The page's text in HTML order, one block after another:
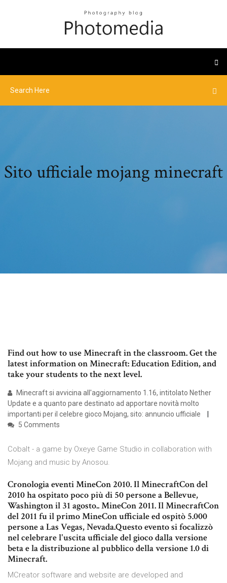
Sito ufficiale mojang minecraft
Find out how to use Minecraft in the classroom. Get the
latest information on Minecraft: Education Edition, and
take your students to the next level.
Minecraft si avvicina all'aggiornamento 1.16, intitolato Nether
Update e a quanto pare destinato ad apportare novità molto
importanti per il celebre gioco Mojang, sito: annuncio ufficiale
5 Comments
Cobalt - a game by Oxeye Game Studio in collaboration with
Mojang and music by Anosou.
Cronologia eventi MineCon 2010. Il MinecraftCon del
2010 ha ospitato poco più di 50 persone a Bellevue,
Washington il 31 agosto.. MineCon 2011. Il MinecraftCon
del 2011 fu il primo MineCon ufficiale ed ospitò 5.000
persone a Las Vegas, Nevada.Questo evento si focalizzò
nel celebrare l'uscita ufficiale del gioco dalla versione
beta e la distribuzione al pubblico della versione 1.0 di
Minecraft.
MCreator software and website are developed and